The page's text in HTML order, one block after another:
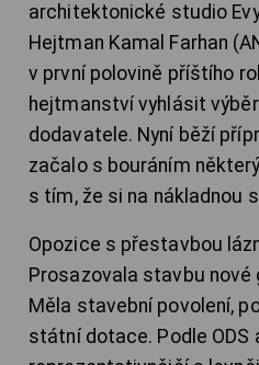
architektonické studio
Hejtman Kamal Farhan
v první polovině příštího
hejtmanství vyhlásit
dodavatele. Nyní běží
začalo s bouráním
s tím, že si na nákladnou
Opozice s přestavbou
Prosazovala stavbu nové
Měla stavební povolení,
státní dotace. Podle ODS